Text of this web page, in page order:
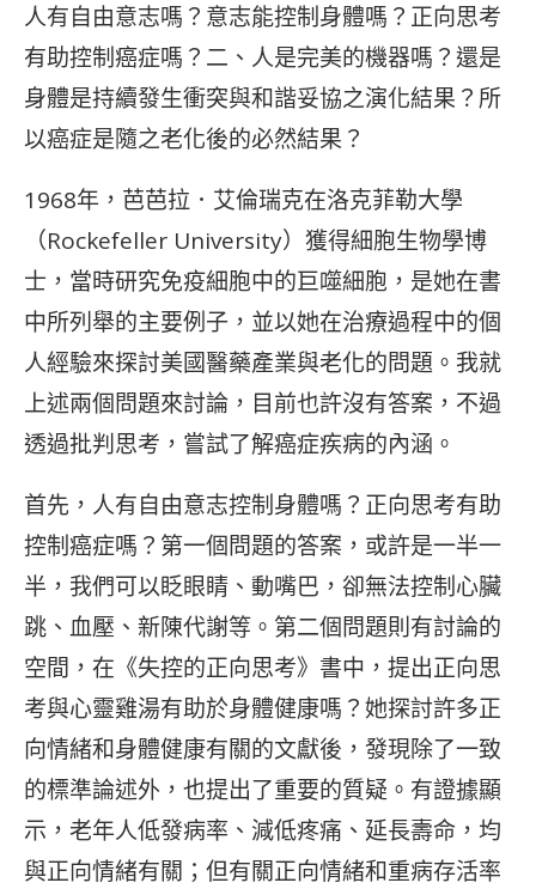
人有自由意志嗎？意志能控制身體嗎？正向思考
有助控制癌症嗎？二、人是完美的機器嗎？還是
身體是持續發生衝突與和諧妥協之演化結果？所
以癌症是隨之老化後的必然結果？
1968年，芭芭拉．艾倫瑞克在洛克菲勒大學
（Rockefeller University）獲得細胞生物學博
士，當時研究免疫細胞中的巨噬細胞，是她在書
中所列舉的主要例子，並以她在治療過程中的個
人經驗來探討美國醫藥產業與老化的問題。我就
上述兩個問題來討論，目前也許沒有答案，不過
透過批判思考，嘗試了解癌症疾病的內涵。
首先，人有自由意志控制身體嗎？正向思考有助
控制癌症嗎？第一個問題的答案，或許是一半一
半，我們可以眨眼睛、動嘴巴，卻無法控制心臟
跳、血壓、新陳代謝等。第二個問題則有討論的
空間，在《失控的正向思考》書中，提出正向思
考與心靈雞湯有助於身體健康嗎？她探討許多正
向情緒和身體健康有關的文獻後，發現除了一致
的標準論述外，也提出了重要的質疑。有證據顯
示，老年人低發病率、減低疼痛、延長壽命，均
與正向情緒有關；但有關正向情緒和重病存活率